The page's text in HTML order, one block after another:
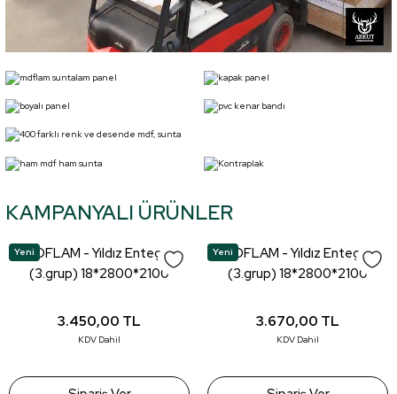
KAMPANYALI ÜRÜNLER
YeniMDFLAM - Yıldız Entegre
(3.grup) 18*2800*2100
3.450,00 TL
KDV Dahil
YeniMDFLAM - Yıldız Entegre
(3.grup) 18*2800*2100
3.670,00 TL
KDV Dahil